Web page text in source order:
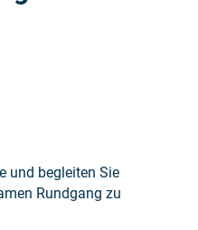
und begleiten Sie
Rundgang zu